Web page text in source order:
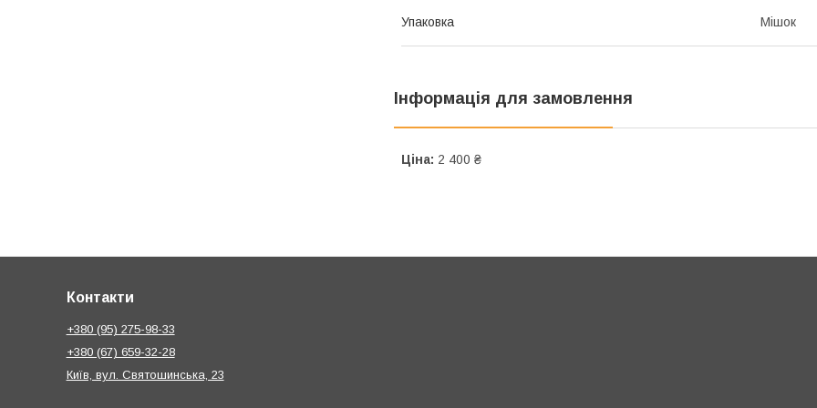
Упаковка Мішок
Інформація для замовлення
Ціна: 2 400 ₴
Контакти
+380 (95) 275-98-33
+380 (67) 659-32-28
Київ, вул. Святошинська, 23